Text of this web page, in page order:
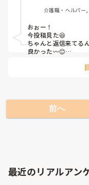
介護職・ヘルパー
おぉー！
今投稿見た😆
ちゃんと返信来てる
良かった〰️😊
前へ
最近のリアルアン